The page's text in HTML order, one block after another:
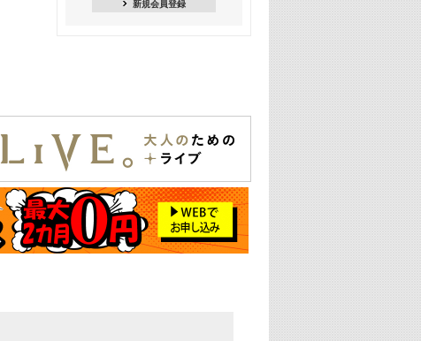
あのころK-POPヒッツ! 2021年
22:00
大人のための名曲セレクション ～バン
ド編～【歌詞入り】
22:30
今推したい! エムオン!おすすめミュー
ジックビデオ特集＜#28＞
23:00
新規会員登録